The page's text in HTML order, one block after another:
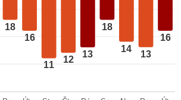
18
16
11
12
13
18
14
13
16